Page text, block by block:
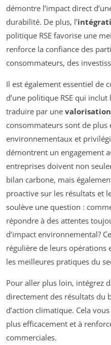
démontre l’impact direct
durabilité. De plus, l’
politique RSE favorise une
renforce la confiance des
consommateurs, des
Il est également essentiel de
d’une politique RSE qui
traduire par une
consommateurs sont de plus
environnementaux et
démontrent un engagement
entreprises doivent non
bilan carbone, mais
proactive sur les résultats et
soulève une question :
répondre à des attentes
d’impact environnemental?
régulière de leurs opérations
les meilleures pratiques du
Pour aller plus loin, intégrez
directement des résultats du
d’action climatique. Cela
plus efficacement et à
commerciales.